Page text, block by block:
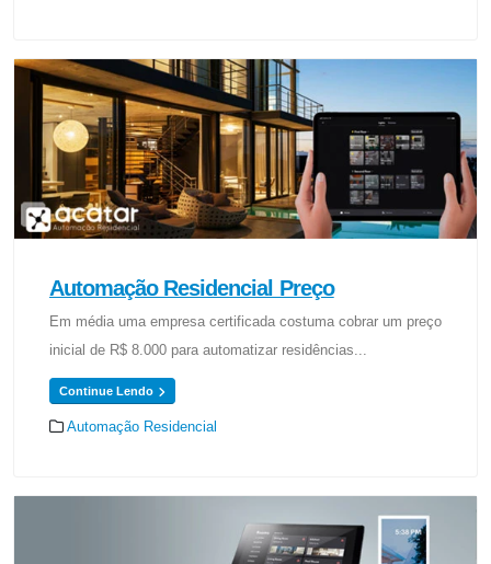
Automação Residencial Preço
Em média uma empresa certificada costuma cobrar um preço
inicial de R$ 8.000 para automatizar residências...
Continue Lendo
Automação Residencial